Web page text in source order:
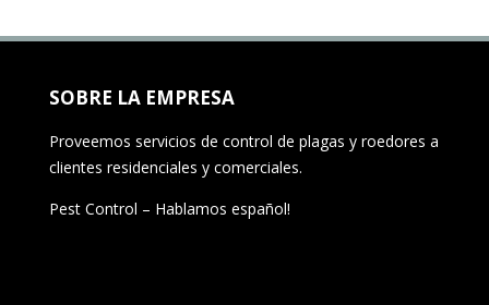
SOBRE LA EMPRESA
Proveemos servicios de control de plagas y roedores a
clientes residenciales y comerciales.
Pest Control – Hablamos español!